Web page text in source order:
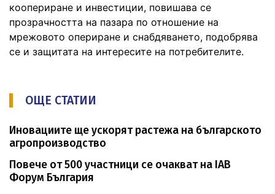
коопериране и инвестиции, повишава се
прозрачността на пазара по отношение на
мрежовото опериране и снабдяването, подобрява
се и защитата на интересите на потребителите.
ОЩЕ СТАТИИ
Иновациите ще ускорят растежа на българското
агропроизводство
Повече от 500 участници се очакват на IAB
Форум България